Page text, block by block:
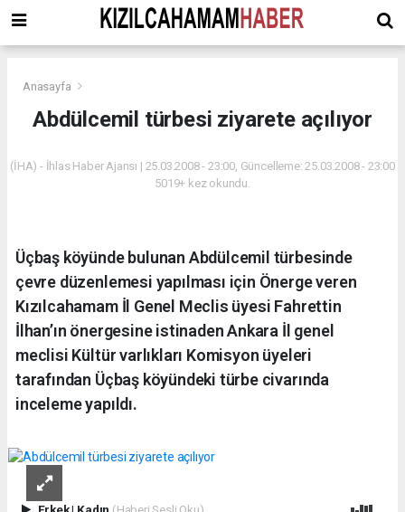
Anasayfa
Abdülcemil türbesi ziyarete açılıyor
(İHA) - İhlas Haber Ajansı | 25.03.2008 - 23:00, Güncelleme: 25.03.2008 - 23:00
5019+ kez okundu.
Üçbaş köyünde bulunan Abdülcemil türbesinde
çevre düzenlemesi yapılması için Önerge veren
Kızılcahamam İl Genel Meclis üyesi Fahrettin
İlhan’ın önergesine istinaden Ankara İl genel
meclisi Kültür varlıkları Komisyon üyeleri
tarafından Üçbaş köyündeki türbe civarında
inceleme yapıldı.
Erkek| Kadın (Haberi Sesli Oku)